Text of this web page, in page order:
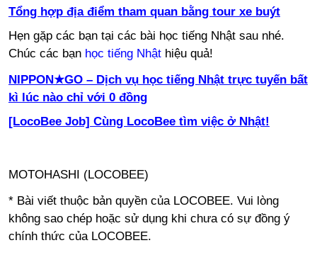
Tổng hợp địa điểm tham quan bằng tour xe buýt
Hẹn gặp các bạn tại các bài học tiếng Nhật sau nhé.
Chúc các bạn học tiếng Nhậthiệu quả!
NIPPON★GO – Dịch vụ học tiếng Nhật trực tuyến bất
kì lúc nào chỉ với 0 đồng
[LocoBee Job] Cùng LocoBee tìm việc ở Nhật!
MOTOHASHI (LOCOBEE)
* Bài viết thuộc bản quyền của LOCOBEE. Vui lòng
không sao chép hoặc sử dụng khi chưa có sự đồng ý
chính thức của LOCOBEE.